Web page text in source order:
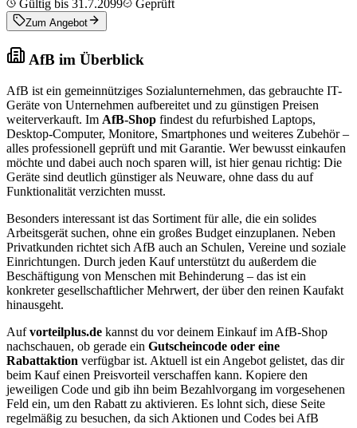
Gültig bis 31.7.2099 Geprüft
Zum Angebot
AfB im Überblick
AfB ist ein gemeinnütziges Sozialunternehmen, das gebrauchte IT-
Geräte von Unternehmen aufbereitet und zu günstigen Preisen
weiterverkauft. Im AfB-Shop findest du refurbished Laptops,
Desktop-Computer, Monitore, Smartphones und weiteres Zubehör –
alles professionell geprüft und mit Garantie. Wer bewusst einkaufen
möchte und dabei auch noch sparen will, ist hier genau richtig: Die
Geräte sind deutlich günstiger als Neuware, ohne dass du auf
Funktionalität verzichten musst.
Besonders interessant ist das Sortiment für alle, die ein solides
Arbeitsgerät suchen, ohne ein großes Budget einzuplanen. Neben
Privatkunden richtet sich AfB auch an Schulen, Vereine und soziale
Einrichtungen. Durch jeden Kauf unterstützt du außerdem die
Beschäftigung von Menschen mit Behinderung – das ist ein
konkreter gesellschaftlicher Mehrwert, der über den reinen Kaufakt
hinausgeht.
Aufvorteilplus.de kannst du vor deinem Einkauf im AfB-Shop
nachschauen, ob gerade ein Gutscheincode oder eine
Rabattaktion verfügbar ist. Aktuell ist ein Angebot gelistet, das dir
beim Kauf einen Preisvorteil verschaffen kann. Kopiere den
jeweiligen Code und gib ihn beim Bezahlvorgang im vorgesehenen
Feld ein, um den Rabatt zu aktivieren. Es lohnt sich, diese Seite
regelmäßig zu besuchen, da sich Aktionen und Codes bei AfB